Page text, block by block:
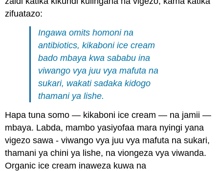
zifuatazo:
Ingawa omits homoni na
antibiotics, kikaboni ice cream
bado mbaya kwa sababu ina
viwango vya juu vya mafuta na
sukari, wakati sadaka kidogo
thamani ya lishe.
Hapa tuna somo — kikaboni ice cream — na jamii —
mbaya. Labda, mambo yasiyofaa mara nyingi yana
vigezo sawa - viwango vya juu vya mafuta na sukari,
thamani ya chini ya lishe, na viongeza vya viwanda.
Organic ice cream inaweza kuwa na